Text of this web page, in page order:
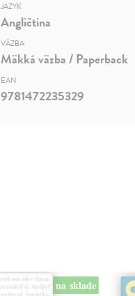
JAZYK
Angličtina
VÄZBA
Mäkká väzba / Paperback
EAN
9781472235329
na sklade